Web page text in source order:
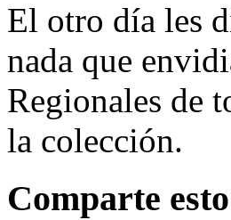
El otro día les
nada que
Regionales de
la colección.
Comparte